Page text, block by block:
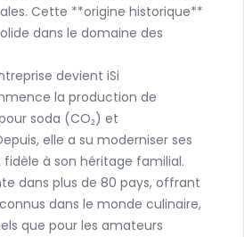
Cette **origine historique**
dans le domaine des
devient iSi
la production de
soda (CO₂) et
elle a su moderniser ses
à son héritage familial.
dans plus de 80 pays, offrant
dans le monde culinaire,
que pour les amateurs